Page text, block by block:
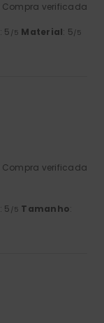
Compra verificada
: 5 /5 Material: 5/5
Compra verificada
: 5 /5 Tamanho: